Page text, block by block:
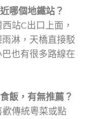
哪個地鐵站？
站C出口上面，
淋，天橋直接駁
也有很多路線在
飯，有無推薦？
傳統粵菜或點